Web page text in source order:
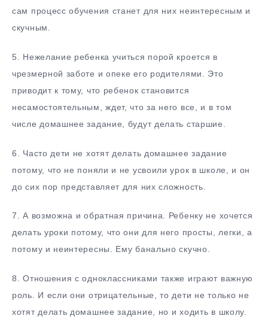
сам процесс обучения станет для них неинтересным и
скучным.
5.​ Нежелание ребенка учиться порой кроется в
чрезмерной заботе и опеке его родителями. Это
приводит к тому, что ребенок становится
несамостоятельным, ждет, что за него все, и в том
числе домашнее задание, будут делать старшие.
6.​ Часто дети не хотят делать домашнее задание
потому, что не поняли и не усвоили урок в школе, и он
до сих пор представляет для них сложность.
7.​ А возможна и обратная причина. Ребенку не хочется
делать уроки потому, что они для него просты, легки, а
потому и неинтересны. Ему банально скучно.
8.​ Отношения с одноклассниками также играют важную
роль. И если они отрицательные, то дети не только не
хотят делать домашнее задание, но и ходить в школу.